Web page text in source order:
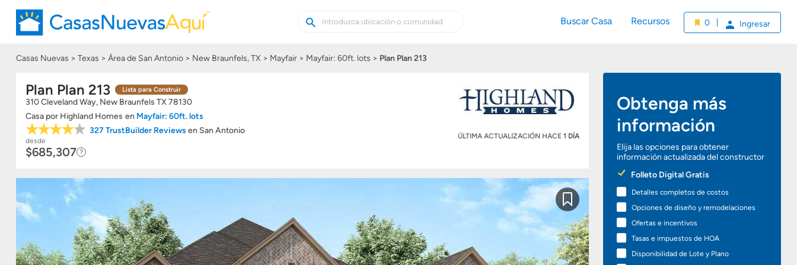
Buscar
casas
Buscar
Buscar Casa Recursos 0 Ingresar
Casas Nuevas Texas Área de San Antonio New Braunfels, TX Mayfair Mayfair: 60ft. lots Plan Plan 213
Plan Plan 213 Lista para Construir
310 Cleveland Way, New Braunfels TX78130
Casa por Highland Homes en Mayfair: 60ft. lots
327 TrustBuilder Reviews en San Antonio
ÚLTIMA ACTUALIZACIÓN HACE 1 DÍA
desde
$685,307
Obtenga más
información
Elija las opciones para obtener
información actualizada del constructor
Preferred
Options
Folleto Digital Gratis
Detalles completos de costos
Opciones de diseño y remodelaciones
Ofertas e incentivos
Tasas e impuestos de HOA
Disponibilidad de Lote y Plano
Guardar